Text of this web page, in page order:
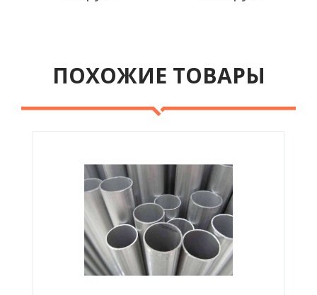
ПОХОЖИЕ ТОВАРЫ